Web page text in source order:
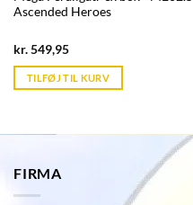
Ascended Heroes
kr.549,95Current
is:
kr. 39,95.
TILFØJ TIL KURV
FIRMA